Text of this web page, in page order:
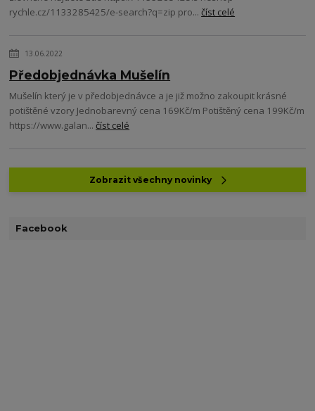
rychle.cz/1133285425/e-search?q=zip pro...číst celé
13.06.2022
Předobjednávka Mušelín
Mušelín který je v předobjednávce a je již možno zakoupit krásné
potištěné vzory Jednobarevný cena 169Kč/m Potištěný cena 199Kč/m
https://www.galan...číst celé
Zobrazit všechny novinky
Facebook